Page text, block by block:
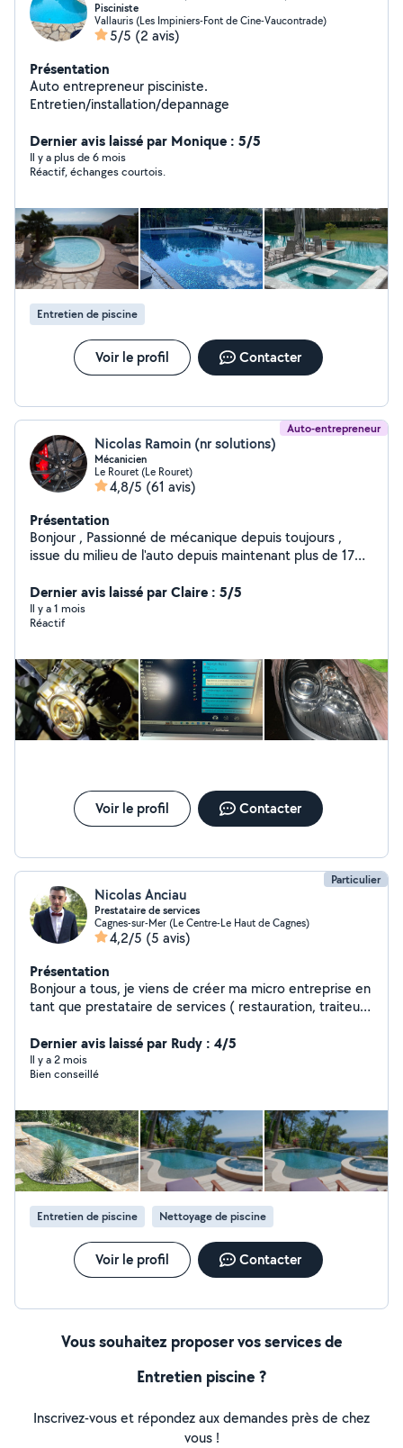
Pisciniste
Vallauris (Les Impiniers-Font de Cine-Vaucontrade)
5/5 (2 avis)
Présentation
Auto entrepreneur pisciniste.
Entretien/installation/depannage
Dernier avis laissé par Monique : 5/5
Il y a plus de 6 mois
Réactif, échanges courtois.
Entretien de piscine
Voir le profil Contacter
Auto-entrepreneur
Nicolas Ramoin (nr solutions)
Mécanicien
Le Rouret (Le Rouret)
4,8/5 (61 avis)
Présentation
Bonjour , Passionné de mécanique depuis toujours ,
issue du milieu de l'auto depuis maintenant plus de 17
la remise en état de vos véhicules quel qu'ils soient.
Dans l'attente de lire vos besoins , je vous remerci par
Dernier avis laissé par Claire : 5/5
Il y a 1 mois
Réactif
Voir le profil Contacter
Particulier
Nicolas Anciau
Prestataire de services
Cagnes-sur-Mer (Le Centre-Le Haut de Cagnes)
4,2/5 (5 avis)
Présentation
Bonjour a tous, je viens de créer ma micro entreprise en
tant que prestataire de services ( restauration, traiteur,
touche à tous je reste à vos dispositions pour toute
demande. Bien cordialement
Dernier avis laissé par Rudy : 4/5
Il y a 2 mois
Bien conseillé
Entretien de piscine Nettoyage de piscine
Voir le profil Contacter
Vous souhaitez proposer vos services de
Entretien piscine ?
Inscrivez-vous et répondez aux demandes près de chez
vous !